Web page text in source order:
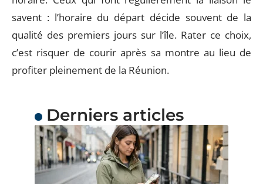
savent : l’horaire du départ décide souvent de la
qualité des premiers jours sur l’île. Rater ce choix,
c’est risquer de courir après sa montre au lieu de
profiter pleinement de la Réunion.
Derniers articles